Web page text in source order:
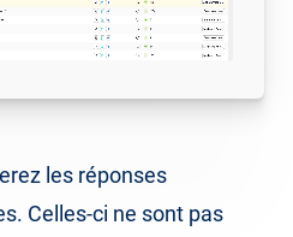
les réponses
Celles-ci ne sont pas